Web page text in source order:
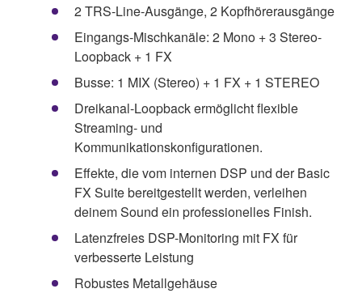
2 TRS-Line-Ausgänge, 2 Kopfhörerausgänge
Eingangs-Mischkanäle: 2 Mono + 3 Stereo-
Loopback + 1 FX
Busse: 1 MIX (Stereo) + 1 FX + 1 STEREO
Dreikanal-Loopback ermöglicht flexible
Streaming- und
Kommunikationskonfigurationen.
Effekte, die vom internen DSP und der Basic
FX Suite bereitgestellt werden, verleihen
deinem Sound ein professionelles Finish.
Latenzfreies DSP-Monitoring mit FX für
verbesserte Leistung
Robustes Metallgehäuse